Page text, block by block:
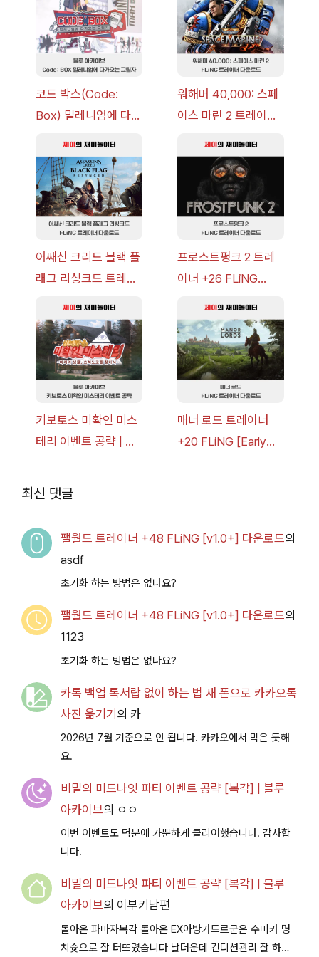
코드 박스(Code:
Box) 밀레니엄에 다가
략 [복각] | 블루 아카
이브
워해머 40,000: 스페
이스 마린 2 트레이너
v14.0+] 다운로드
어쌔신 크리드 블랙 플
래그 리싱크드 트레이
v1.0+] 다운로드
프로스트펑크 2 트레
이너 +26 FLiNG
드
키보토스 미확인 미스
테리 이벤트 공략 | 블
매너 로드 트레이너
+20 FLiNG [Early
최신 댓글
팰월드 트레이너 +48 FLiNG [v1.0+] 다운로드의
asdf
초기화 하는 방법은 없나요?
팰월드 트레이너 +48 FLiNG [v1.0+] 다운로드의
1123
초기화 하는 방법은 없나요?
카톡 백업 톡서랍 없이 하는 법 새 폰으로 카카오톡
사진 옮기기 의 카
2026년 7월 기준으로 안 됩니다. 카카오에서 막은 듯해
요.
비밀의 미드나잇 파티 이벤트 공략 [복각] | 블루
아카이브의 ㅇㅇ
이번 이벤트도 덕분에 가뿐하게 클리어했습니다. 감사합
니다.
비밀의 미드나잇 파티 이벤트 공략 [복각] | 블루
아카이브의 이부키남편
돌아온 파마자복각 돌아온 EX아방가드르군은 수미카 명
치슛으로 잘 터뜨렸습니다 날더운데 컨디션관리 잘 하시